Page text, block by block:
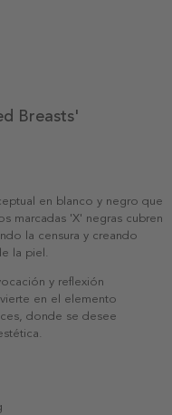
Breasts'
en blanco y negro que
marcadas 'X' negras cubren
la censura y creando
la piel.
y reflexión
en el elemento
donde se desee